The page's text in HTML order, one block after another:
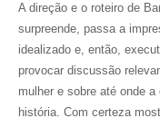
A direção e o roteiro de
surpreende, passa a
idealizado e, então,
provocar discussão
mulher e sobre até onde
história. Com certeza